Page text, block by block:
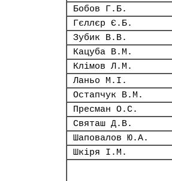
Бобов Г.Б.
Гєллєр Є.Б.
Зубик В.В.
Кацуба В.М.
Клімов Л.М.
Ланьо М.І.
Остапчук В.М.
Пресман О.С.
Святаш Д.В.
Шаповалов Ю.А.
Шкіря І.М.